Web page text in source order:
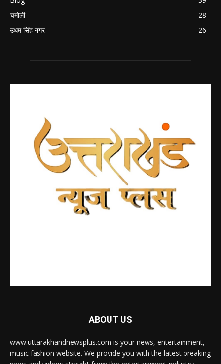
चमोली
28
उधम सिंह नगर
26
ABOUT US
www.uttarakhandnewsplus.com is your news, entertainment,
music fashion website. We provide you with the latest breaking